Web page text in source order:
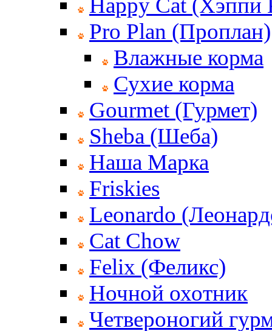
Happy Cat (Хэппи
Pro Plan (Проплан)
Влажные корма
Сухие корма
Gourmet (Гурмет)
Sheba (Шеба)
Наша Марка
Friskies
Leonardo
Cat Chow
Felix (Феликс)
Ночной охотник
Четвероногий